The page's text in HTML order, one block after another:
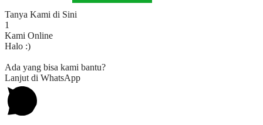
Tanya Kami di Sini
1
Kami Online
Halo :)
Ada yang bisa kami bantu?
Lanjut di WhatsApp